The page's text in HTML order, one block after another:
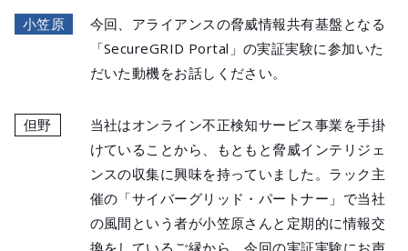
小笠原
今回、アライアンスの脅威情報共有基盤となる
「SecureGRID Portal」の実証実験に参加いた
だいた動機をお話しください。
但野
当社はオンライン不正検知サービス事業を手掛
けていることから、もともと脅威インテリジェ
ンスの収集に興味を持っていました。ラック主
催の「サイバーグリッド・パートナー」で当社
の風間という者が小笠原さんと定期的に情報交
換をしているご縁から、今回の実証実験にお声